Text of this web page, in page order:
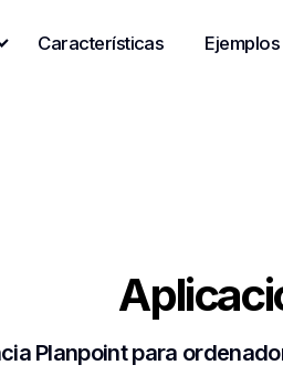
Características Ejemplos
Planpoint para